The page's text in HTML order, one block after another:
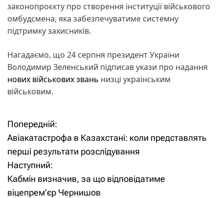
законопроєкту про створення інституції військового
омбудсмена, яка забезпечуватиме системну
підтримку захисників.
Нагадаємо, що 24 серпня президент України
Володимир Зеленський підписав укази про надання
нових військових звань низці українським
військовим.
Н
а
в
і
Попередній:
Авіакатастрофа в Казахстані: коли представлять
перші результати розслідування
Наступний:
Кабмін визначив, за що відповідатиме
віцепрем’єр Чернишов